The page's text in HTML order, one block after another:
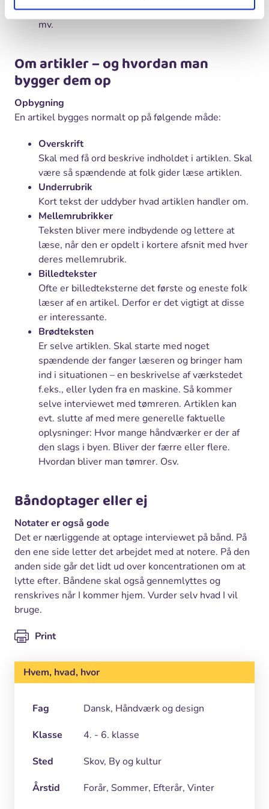
Sæt artiklen flot op grafisk med fotos, tegninger
mv.
Om artikler – og hvordan man
bygger dem op
Opbygning
En artikel bygges normalt op på følgende måde:
Overskrift
Skal med få ord beskrive indholdet i artiklen. Skal
være så spændende at folk gider læse artiklen.
Underrubrik
Kort tekst der uddyber hvad artiklen handler om.
Mellemrubrikker
Teksten bliver mere indbydende og lettere at
læse, når den er opdelt i kortere afsnit med hver
deres mellemrubrik.
Billedtekster
Ofte er billedteksterne det første og eneste folk
læser af en artikel. Derfor er det vigtigt at disse
er interessante.
Brødteksten
Er selve artiklen. Skal starte med noget
spændende der fanger læseren og bringer ham
ind i situationen – en beskrivelse af værkstedet
f.eks., eller lyden fra en maskine. Så kommer
selve interviewet med tømreren. Artiklen kan
evt. slutte af med mere generelle faktuelle
oplysninger: Hvor mange håndværker er der af
den slags i byen. Bliver der færre eller flere.
Hvordan bliver man tømrer. Osv.
Båndoptager eller ej
Notater er også gode
Det er nærliggende at optage interviewet på bånd. På
den ene side letter det arbejdet med at notere. På den
anden side går det lidt ud over koncentrationen om at
lytte efter. Båndene skal også gennemlyttes og
renskrives når I kommer hjem. Vurder selv hvad I vil
bruge.
Print
Hvem, hvad, hvor
Fag
Dansk, Håndværk og design
Klasse
4. - 6. klasse
Sted
Skov, By og kultur
Årstid
Forår, Sommer, Efterår, Vinter